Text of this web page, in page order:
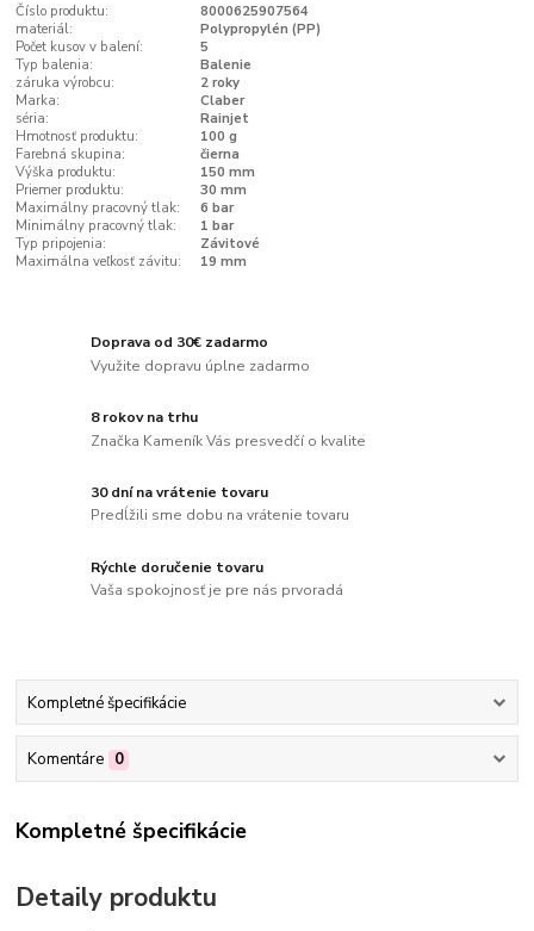
Číslo produktu:
8000625907564
materiál:
Polypropylén (PP)
Počet kusov v balení:
5
Typ balenia:
Balenie
záruka výrobcu:
2 roky
Marka:
Claber
séria:
Rainjet
Hmotnosť produktu:
100 g
Farebná skupina:
čierna
Výška produktu:
150 mm
Priemer produktu:
30 mm
Maximálny pracovný tlak:
6 bar
Minimálny pracovný tlak:
1 bar
Typ pripojenia:
Závitové
Maximálna veľkosť závitu:
19 mm
Doprava od 30€ zadarmo
Využite dopravu úplne zadarmo
8 rokov na trhu
Značka Kameník Vás presvedčí o kvalite
30 dní na vrátenie tovaru
Predĺžili sme dobu na vrátenie tovaru
Rýchle doručenie tovaru
Vaša spokojnosť je pre nás prvoradá
Kompletné špecifikácie
Komentáre 0
Kompletné špecifikácie
Detaily produktu